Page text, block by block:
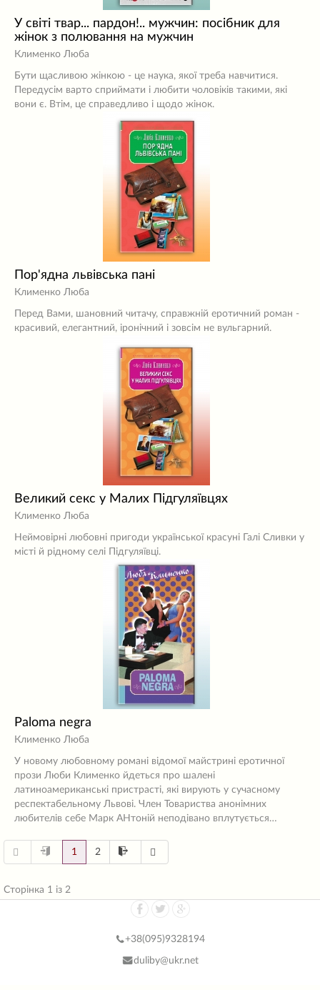
У світі твар... пардон!.. мужчин: посібник для
жінок з полювання на мужчин
Клименко Люба
Бути щасливою жінкою - це наука, якої треба навчитися.
Передусім варто сприймати і любити чоловіків такими, які
вони є. Втім, це справедливо і щодо жінок.
Пор'ядна львівська пані
Клименко Люба
Перед Вами, шановний читачу, справжній еротичний роман -
красивий, елегантний, іронічний і зовсім не вульгарний.
Великий секс у Малих Підгуляївцях
Клименко Люба
Неймовірні любовні пригоди української красуні Галі Сливки у
місті й рідному селі Підгуляївці.
Paloma negra
Клименко Люба
У новому любовному романі відомої майстрині еротичної
прози Люби Клименко йдеться про шалені
латиноамериканські пристрасті, які вирують у сучасному
респектабельному Львові. Член Товариства анонімних
любителів себе Марк АНтоній неподівано вплутується…
1 2
Сторінка 1 із 2
+38(095)9328194
duliby@ukr.net